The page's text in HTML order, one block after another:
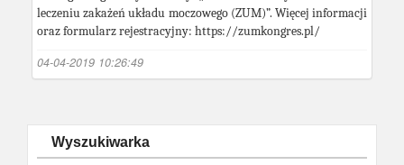
leczeniu zakażeń układu moczowego (ZUM)”. Więcej informacji
oraz formularz rejestracyjny: https://zumkongres.pl/
04-04-2019 10:26:49
Wyszukiwarka